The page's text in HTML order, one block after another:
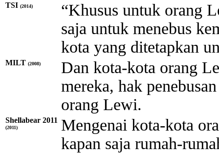
TSI (2014)
“Khusus untuk orang
saja untuk menebus
kota yang ditetapkan
MILT (2008)
Dan kota-kota orang
mereka, hak
orang Lewi.
Shellabear 2011
(2011)
Mengenai kota-kota
kapan saja rumah-